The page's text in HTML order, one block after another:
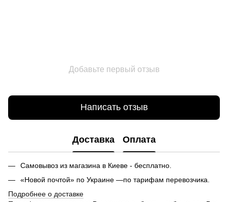
Добавьте первый отзыв
Написать отзыв
Доставка Оплата
Самовывоз из магазина в Киеве - бесплатно.
«Новой почтой» по Украине —по тарифам перевозчика.
Подробнее о доставке